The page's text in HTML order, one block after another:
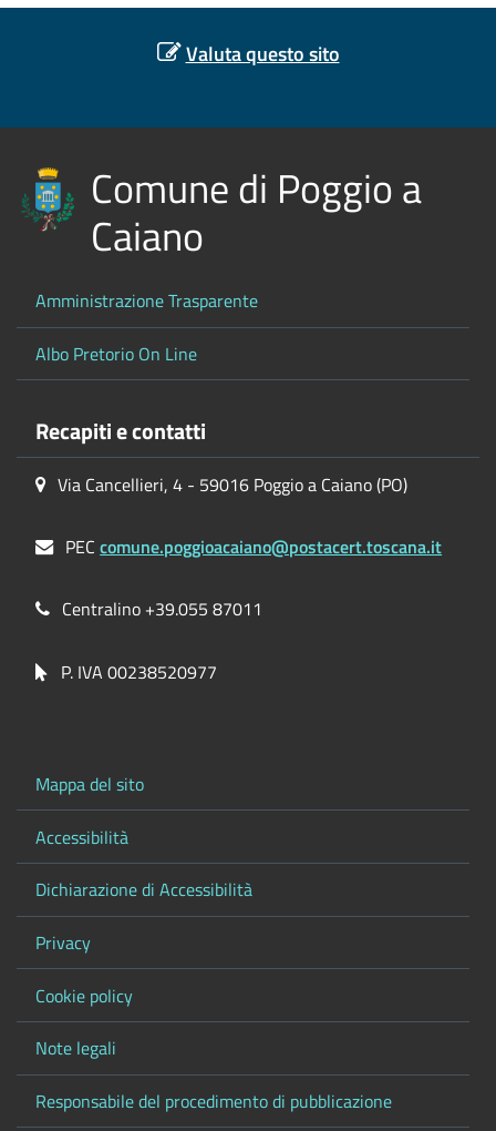
Valuta questo sito
Comune di Poggio a
Caiano
Amministrazione Trasparente
Albo Pretorio On Line
Recapiti e contatti
Via Cancellieri, 4 - 59016 Poggio a Caiano (PO)
PECcomune.poggioacaiano@postacert.toscana.it
Centralino +39.055 87011
P. IVA 00238520977
Mappa del sito
Accessibilità
Dichiarazione di Accessibilità
Privacy
Cookie policy
Note legali
Responsabile del procedimento di pubblicazione